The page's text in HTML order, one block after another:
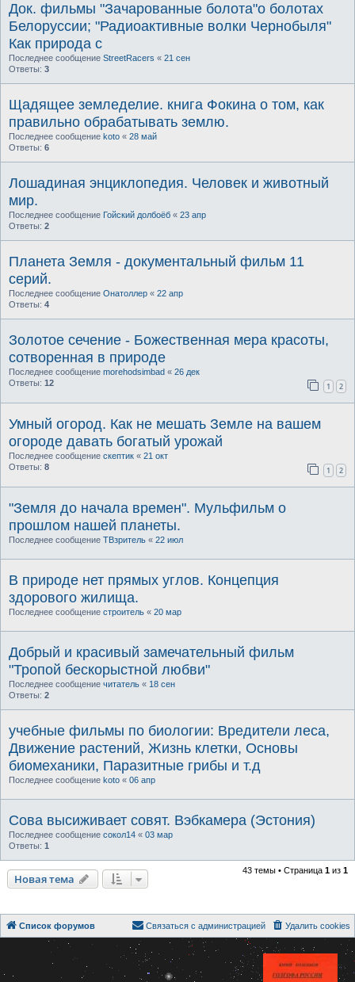
Док. фильмы "Зачарованные болота"о болотах
Белоруссии; "Радиоактивные волки Чернобыля"
Как природа с
Последнее сообщение StreetRacers « 21 сен
Ответы: 3
Щадящее земледелие. книга Фокина о том, как
правильно обрабатывать землю.
Последнее сообщение koto « 28 май
Ответы: 6
Лошадиная энциклопедия. Человек и животный
мир.
Последнее сообщение Гойский долбоёб « 23 апр
Ответы: 2
Планета Земля - документальный фильм 11
серий.
Последнее сообщение Онатоллер « 22 апр
Ответы: 4
Золотое сечение - Божественная мера красоты,
сотворенная в природе
Последнее сообщение morehodsimbad « 26 дек
Ответы: 12 1 2
Умный огород. Как не мешать Земле на вашем
огороде давать богатый урожай
Последнее сообщение скептик « 21 окт
Ответы: 8 1 2
"Земля до начала времен". Мульфильм о
прошлом нашей планеты.
Последнее сообщение ТВзритель « 22 июл
В природе нет прямых углов. Концепция
здорового жилища.
Последнее сообщение строитель « 20 мар
Добрый и красивый замечательный фильм
"Тропой бескорыстной любви"
Последнее сообщение читатель « 18 сен
Ответы: 2
учебные фильмы по биологии: Вредители леса,
Движение растений, Жизнь клетки, Основы
биомеханики, Паразитные грибы и т.д
Последнее сообщение koto « 06 апр
Сова высиживает совят. Вэбкамера (Эстония)
Последнее сообщение сокол14 « 03 мар
Ответы: 1
Новая тема
43 темы • Страница 1 из 1
Список форумов Удалить cookies
Связаться с администрацией